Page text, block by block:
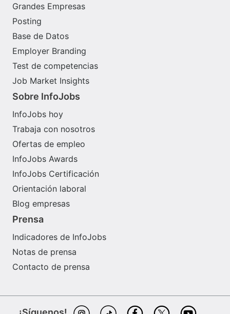
Grandes Empresas
Posting
Base de Datos
Employer Branding
Test de competencias
Job Market Insights
Sobre InfoJobs
InfoJobs hoy
Trabaja con nosotros
Ofertas de empleo
InfoJobs Awards
InfoJobs Certificación
Orientación laboral
Blog empresas
Prensa
Indicadores de InfoJobs
Notas de prensa
Contacto de prensa